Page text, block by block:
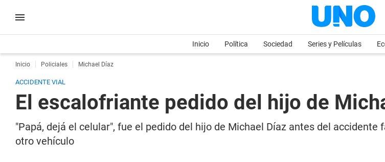
Inicio Política Sociedad Series y Películas
Inicio Policiales Michael Díaz
ACCIDENTE VIAL
El escalofriante pedido del hijo de
"Papá, dejá el celular", fue el pedido del hijo de Michael Díaz antes del
otro vehículo